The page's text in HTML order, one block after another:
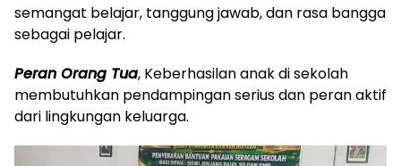
semangat belajar, tanggung jawab, dan rasa bangga
sebagai pelajar.
Peran Orang Tua, Keberhasilan anak di sekolah
membutuhkan pendampingan serius dan peran aktif
dari lingkungan keluarga.